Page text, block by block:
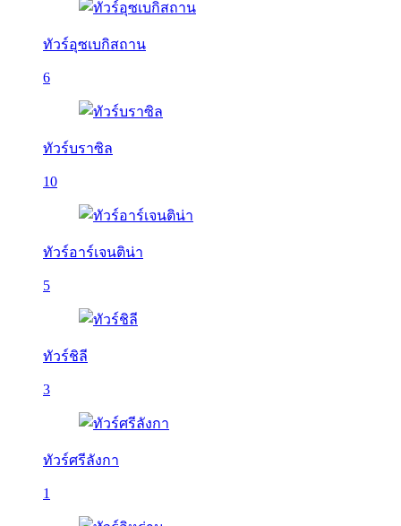
ทัวร์อุซเบกิสถาน
6
ทัวร์บราซิล
10
ทัวร์อาร์เจนติน่า
5
ทัวร์ชิลี
3
ทัวร์ศรีลังกา
1